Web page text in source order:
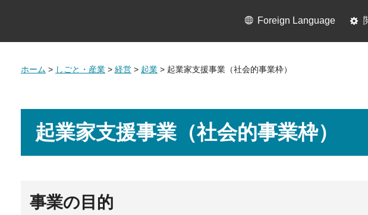
Foreign Language
ホーム > しごと・産業 > 経営 > 起業 > 起業家支援事業（社会的事業枠）
起業家支援事業（社会的事業枠）
事業の目的